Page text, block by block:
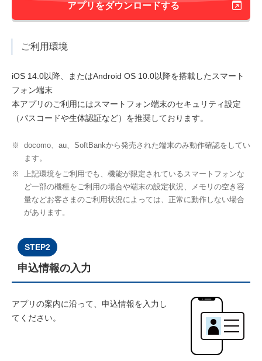
アプリをダウンロードする
ご利用環境
iOS 14.0以降、またはAndroid OS 10.0以降を搭載したスマート
フォン端末
本アプリのご利用にはスマートフォン端末のセキュリティ設定
（パスコードや生体認証など）を推奨しております。
※
docomo、au、SoftBankから発売された端末のみ動作確認をしてい
ます。
※
上記環境をご利用でも、機能が限定されているスマートフォンな
ど一部の機種をご利用の場合や端末の設定状況、メモリの空き容
量などお客さまのご利用状況によっては、正常に動作しない場合
があります。
STEP2
申込情報の入力
アプリの案内に沿って、申込情報を入力し
てください。